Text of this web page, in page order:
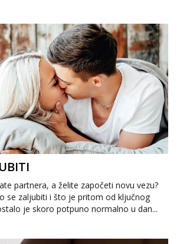
partnera, a želite započeti novu vezu?
se zaljubiti i što je pritom od ključnog
je skoro potpuno normalno u dan...